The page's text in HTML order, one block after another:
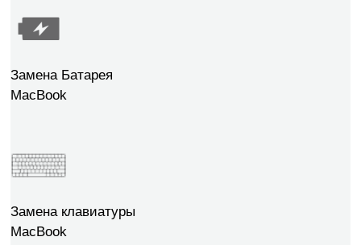
Замена Батарея
MacBook
Замена клавиатуры
MacBook